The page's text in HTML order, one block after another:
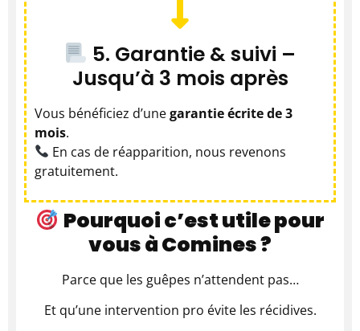
5. Garantie & suivi –
Jusqu’à 3 mois après
Vous bénéficiez d’unegarantie écrite de 3
mois.
En cas de réapparition, nous revenons
gratuitement.
Pourquoi c’est utile pour
vous à Comines ?
Parce que les guêpes n’attendent pas…
Et qu’une intervention pro évite les récidives.